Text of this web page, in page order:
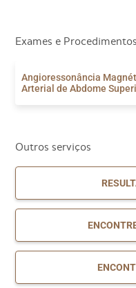
Exames e
Angioressonância
Arterial de Abdome
Outros serviços